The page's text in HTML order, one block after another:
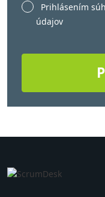
Prihlásením
údajov